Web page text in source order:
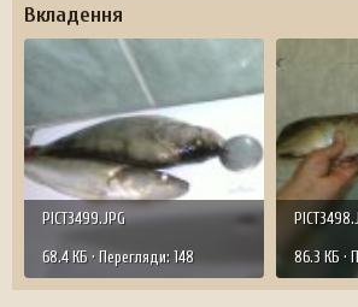
Вкладення
PICT3499.JPG
68.4 КБ · Перегляди: 148 86.3 КБ ·